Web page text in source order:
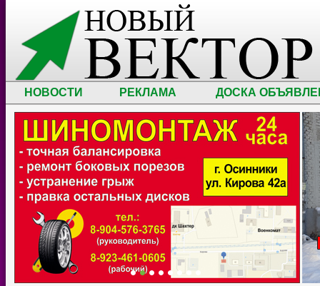
НОВОСТИ РЕКЛАМА ДОСКА